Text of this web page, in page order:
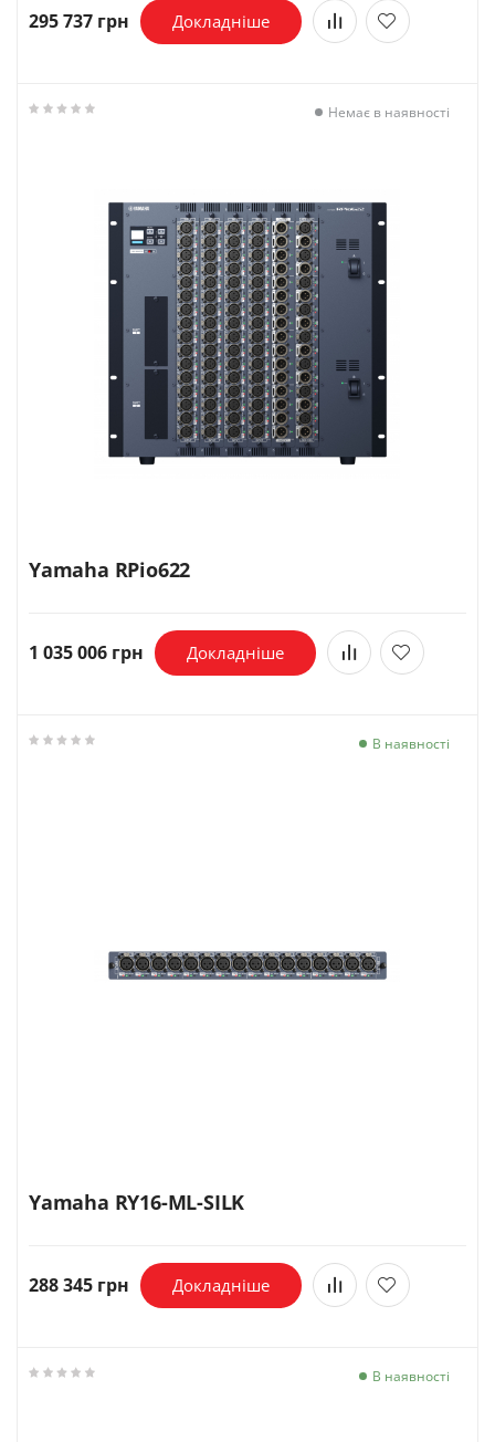
295 737 грн Докладніше
Немає в наявності
Yamaha RPio622
1 035 006 грн Докладніше
В наявності
Yamaha RY16-ML-SILK
288 345 грн Докладніше
В наявності